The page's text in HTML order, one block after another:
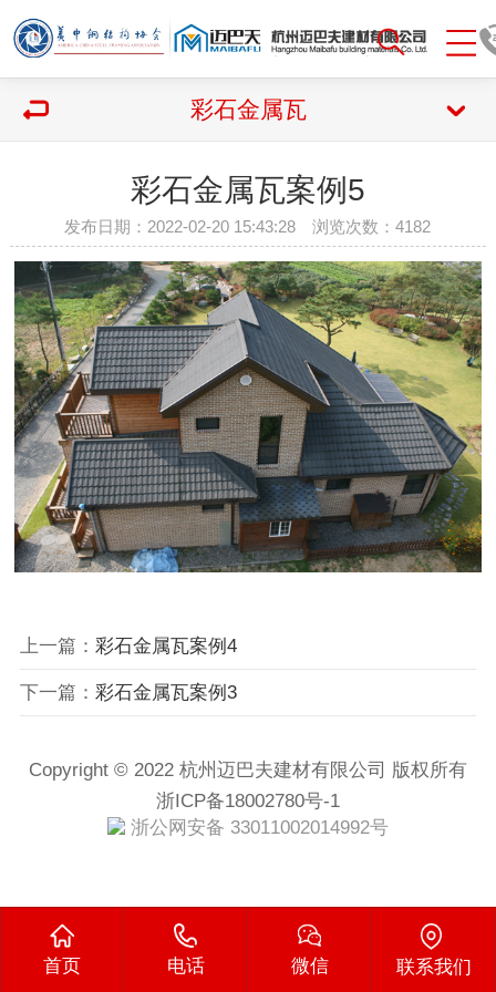
彩石金属瓦
彩石金属瓦案例5
发布日期：2022-02-20 15:43:28 浏览次数：4182
上一篇： 彩石金属瓦案例4
下一篇： 彩石金属瓦案例3
Copyright © 2022 杭州迈巴夫建材有限公司 版权所有
浙ICP备18002780号-1
浙公网安备 33011002014992号
首页 电话 微信 联系我们